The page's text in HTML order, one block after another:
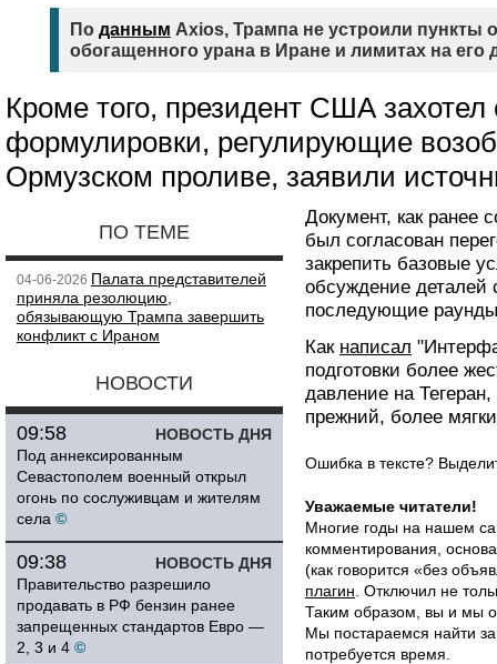
По данным Axios, Трампа не устроили пункты
обогащенного урана в Иране и лимитах на его
Кроме того, президент США захотел
формулировки, регулирующие
Ормузском проливе, заявили
ПО ТЕМЕ
04-06-2026 Палата представителей
приняла резолюцию,
обязывающую Трампа завершить
конфликт с Ираном
НОВОСТИ
НОВОСТЬ ДНЯ
09:58
Под аннексированным
Севастополем военный открыл
огонь по сослуживцам и жителям
села ©
НОВОСТЬ ДНЯ
09:38
Правительство разрешило
продавать в РФ бензин ранее
запрещенных стандартов Евро —
2, 3 и 4 ©
Документ, как
был согласован
закрепить базовые
обсуждение деталей
последующие раунды
Как написал
подготовки более
давление на
прежний, более
Ошибка в тексте?
Уважаемые читатели!
Многие годы на нашем
комментирования,
(как говорится «без
плагин . Отключил не
Таким образом, вы и мы
Мы постараемся найти
потребуется время.